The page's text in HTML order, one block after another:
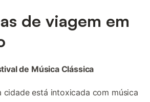
de viagem em
de Música Clássica
cidade está intoxicada com música